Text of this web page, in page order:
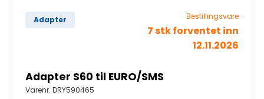
Adapter Bestillingsvare
7 stk forventet inn
12.11.2026
Adapter S60 til EURO/SMS
Varenr. DRY590465